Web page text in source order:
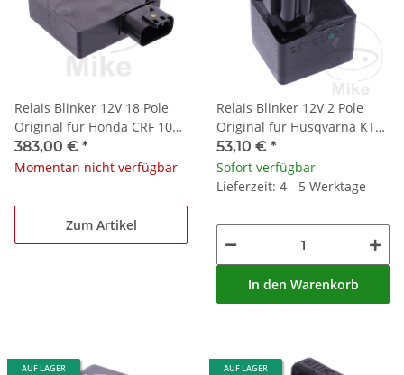
Relais Blinker 12V 18 Pole
Original für Honda CRF 1000
Africa Twin # 18-20
383,00 € *
Momentan nicht verfügbar
Zum Artikel
Relais Blinker 12V 2 Pole
Original für Husqvarna KTM
125 150 200 250 300 350 450
500 690
53,10 € *
Sofort verfügbar
Lieferzeit: 4 - 5 Werktage
In den Warenkorb
AUF LAGER AUF LAGER